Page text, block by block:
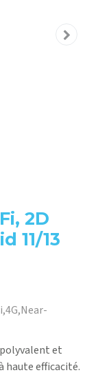
2D
11/13
et
haute efficacité.